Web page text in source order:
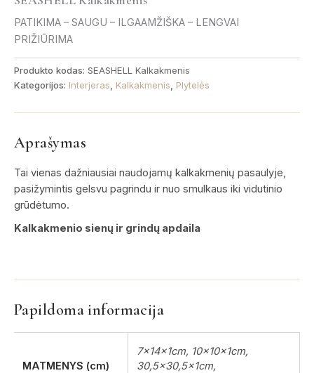
PATIKIMA – SAUGU – ILGAAMŽIŠKA – LENGVAI
PRIŽIŪRIMA
Produkto kodas: SEASHELL Kalkakmenis
Kategorijos: Interjeras Kalkakmenis Plytelės
Aprašymas
Tai vienas dažniausiai naudojamų kalkakmenių pasaulyje,
pasižymintis gelsvu pagrindu ir nuo smulkaus iki vidutinio
grūdėtumo.
Kalkakmenio sienų ir grindų apdaila
Papildoma informacija
MATMENYS (cm)
7x14x1cm, 10x10x1cm,
30,5×30,5x1cm,